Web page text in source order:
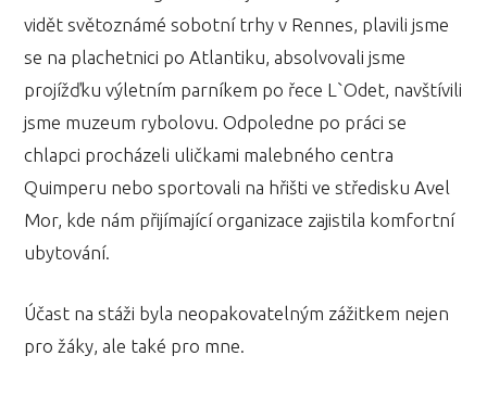
vidět světoznámé sobotní trhy v Rennes, plavili jsme
se na plachetnici po Atlantiku, absolvovali jsme
projížďku výletním parníkem po řece L`Odet, navštívili
jsme muzeum rybolovu. Odpoledne po práci se
chlapci procházeli uličkami malebného centra
Quimperu nebo sportovali na hřišti ve středisku Avel
Mor, kde nám přijímající organizace zajistila komfortní
ubytování.
Účast na stáži byla neopakovatelným zážitkem nejen
pro žáky, ale také pro mne.